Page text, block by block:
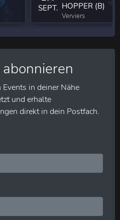
SEPT. HOPPER (B)
Verviers
in deiner Nähe
und erhalte
direkt in dein Postfach.